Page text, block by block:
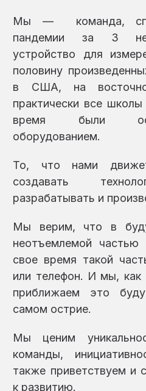
Мы — команда,
пандемии за 3
устройство для
половину
в США, на
практически все
время были
оборудованием.
То, что нами
создавать
разрабатывать и
Мы верим, что в
неотъемлемой
свое время такой
или телефон. И мы, как
приближаем это
самом острие.
Мы ценим
команды,
также приветствуем и
к развитию.